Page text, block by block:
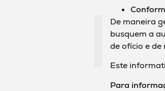
De maneira
busquem a
de ofício e de
Este
Para